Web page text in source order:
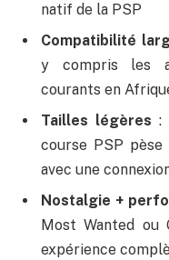
natif de la PSP
Compatibilité
y compris les
courants en
Tailles légères :
course PSP
avec une
Nostalgie +
Most Wanted ou
expérience